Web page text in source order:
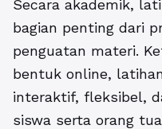
Secara akademik,
bagian penting dari
penguatan materi.
bentuk online,
interaktif, fleksibel,
siswa serta orang